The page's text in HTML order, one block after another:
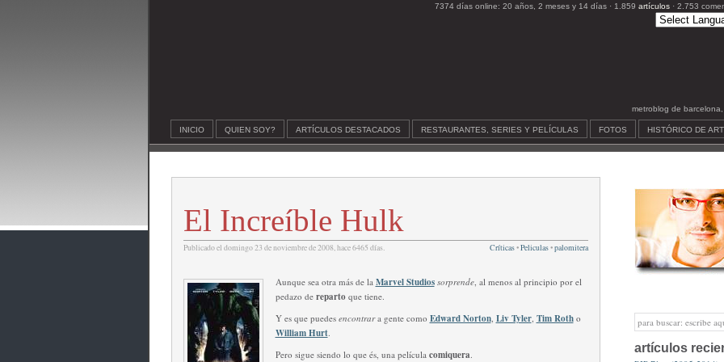
7374 días online: 20 años, 2 meses y 14 días · 1.859 artículos· 2.753
metroblog de
INICIO QUIEN SOY? ARTÍCULOS DESTACADOS RESTAURANTES, SERIES Y PELÍCULAS FOTOS HISTÓRICO DE
El Increíble Hulk
Publicado el domingo 23 de noviembre de 2008, hace 6465 días. Críticas•Peliculas•palomitera
Aunque sea otra más de la Marvel Studios sorprende, al menos al principio por el
pedazo de reparto que tiene.
Y es que puedes encontrara gente como Edward Norton, Liv Tyler, Tim Rotho
William Hurt.
Pero sigue siendo lo que és, una película comiquera. artículos